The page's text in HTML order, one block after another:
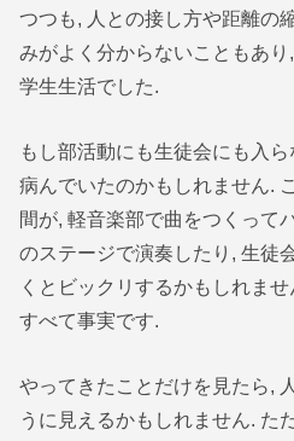
つつも, 人との接し方や距離の
みがよく分からないこともあ
学生生活でした.
もし部活動にも生徒会にも入
病んでいたのかもしれません.
間が, 軽音楽部で曲をつくって
のステージで演奏したり, 生徒
くとビックリするかもしれま
すべて事実です.
やってきたことだけを見たら,
うに見えるかもしれません. た